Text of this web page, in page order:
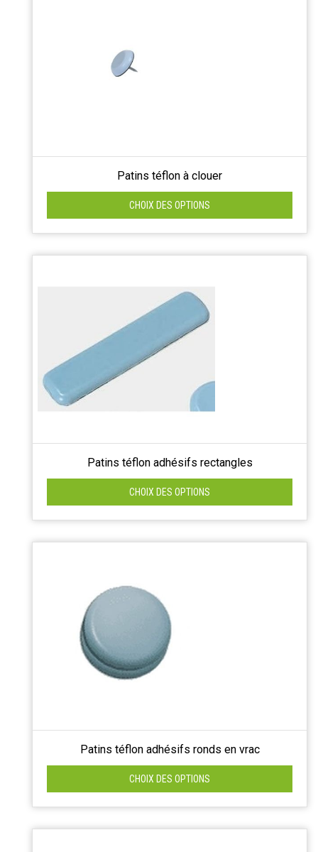
Patins téflon à clouer
CHOIX DES OPTIONS
Patins téflon adhésifs rectangles
CHOIX DES OPTIONS
Patins téflon adhésifs ronds en vrac
CHOIX DES OPTIONS